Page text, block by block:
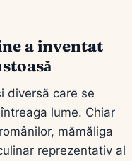
a inventat
diversă care se
lume. Chiar
mămăliga
reprezentativ al